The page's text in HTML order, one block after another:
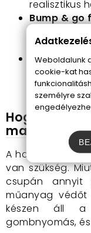
realisztikus
Bump & go
játékot.
alapját
használat
Hogyan
maximális
A használathoz
van szükség.
csupán
műanyag
készen áll a
gombnyomás,
Weboldalunk
cookie-kat
személyre